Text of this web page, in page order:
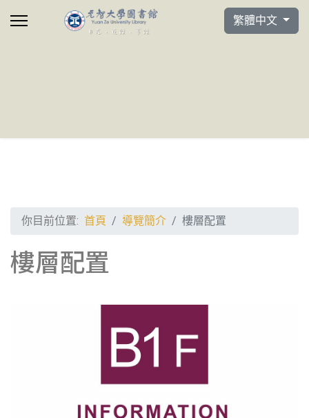
選擇你的語言
繁體中文
你目前位置: 首頁 導覽簡介 樓層配置
樓層配置